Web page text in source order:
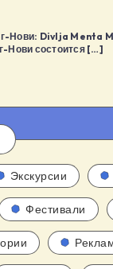
Нови: Divlja Menta
Нови состоится […]
Экскурсии
Фестивали